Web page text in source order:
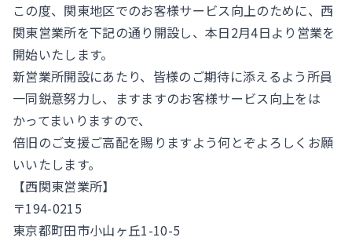
プ
この度、関東地区でのお客様サービス向上のために、西
関東営業所を下記の通り開設し、本日2月4日より営業を
開始いたします。
新営業所開設にあたり、皆様のご期待に添えるよう所員
一同鋭意努力し、ますますのお客様サービス向上をは
かってまいりますので、
倍旧のご支援ご高配を賜りますよう何とぞよろしくお願
いいたします。
【西関東営業所】
〒194-0215
東京都町田市小山ヶ丘1-10-5